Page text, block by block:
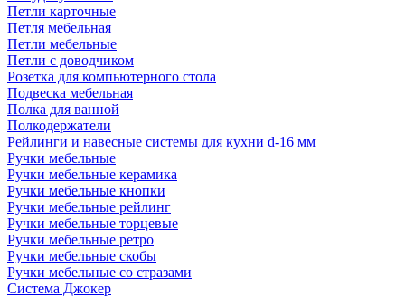
Петли карточные
Петля мебельная
Петли мебельные
Петли с доводчиком
Розетка для компьютерного стола
Подвеска мебельная
Полка для ванной
Полкодержатели
Рейлинги и навесные системы для кухни d-16 мм
Ручки мебельные
Ручки мебельные керамика
Ручки мебельные кнопки
Ручки мебельные рейлинг
Ручки мебельные торцевые
Ручки мебельные ретро
Ручки мебельные скобы
Ручки мебельные со стразами
Система Джокер